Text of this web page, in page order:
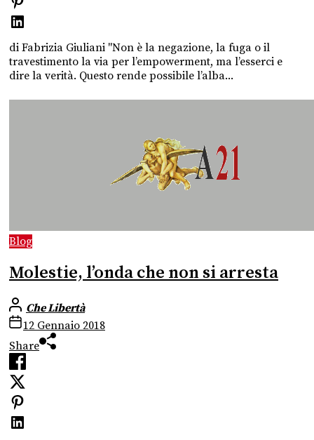
di Fabrizia Giuliani "Non è la negazione, la fuga o il
travestimento la via per l’empowerment, ma l’esserci e
dire la verità. Questo rende possibile l’alba...
Blog
Molestie, l’onda che non si arresta
Che Libertà
12 Gennaio 2018
Share